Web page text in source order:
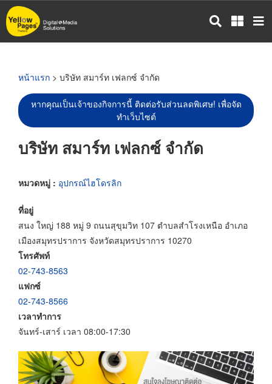
ข้าม
ไป
หน้าแรก > บริษัท สมาร์ท เฟลกซ์ จำกัด
หากคุณเป็นเจ้าของกิจการนี้ ติดต่อรับส่วนลดพิเศษ! เพื่อจัด
ทำเว็บไซต์
บริษัท สมาร์ท เฟลกซ์ จำกัด
หมวดหมู่ : อุปกรณ์ไฮโดรลิก
ที่อยู่
สนง ใหญ่ 188 หมู่ 9 ถนนสุขุมวิท 107 ตำบลสำโรงเหนือ อำเภอ
เมืองสมุทรปราการ จังหวัดสมุทรปราการ 10270
โทรศัพท์
02-743-8563
แฟกซ์
02-743-8566
เวลาทำการ
จันทร์-เสาร์ เวลา 08:00-17:30